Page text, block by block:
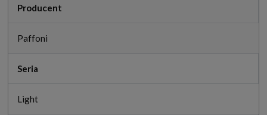
Producent
Paffoni
Seria
Light